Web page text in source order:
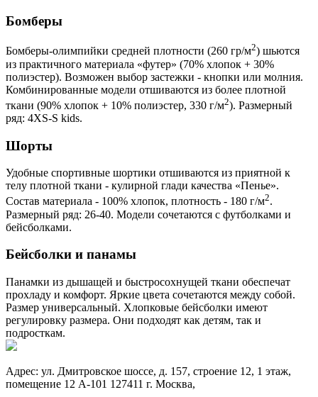
Бомберы
Бомберы-олимпийки средней плотности (260 гр/м2) шьются
из практичного материала «футер» (70% хлопок + 30%
полиэстер). Возможен выбор застежки - кнопки или молния.
Комбинированные модели отшиваются из более плотной
ткани (90% хлопок + 10% полиэстер, 330 г/м2). Размерный
ряд: 4XS-S kids.
Шорты
Удобные спортивные шортики отшиваются из приятной к
телу плотной ткани - кулирной глади качества «Пенье».
Состав материала - 100% хлопок, плотность - 180 г/м2.
Размерный ряд: 26-40. Модели сочетаются с футболками и
бейсболками.
Бейсболки и панамы
Панамки из дышащей и быстросохнущей ткани обеспечат
прохладу и комфорт. Яркие цвета сочетаются между собой.
Размер универсальный. Хлопковые бейсболки имеют
регулировку размера. Они подходят как детям, так и
подросткам.
Адрес: ул. Дмитровское шоссе, д. 157, строение 12, 1 этаж,
помещение 12 А-101 127411 г. Москва,